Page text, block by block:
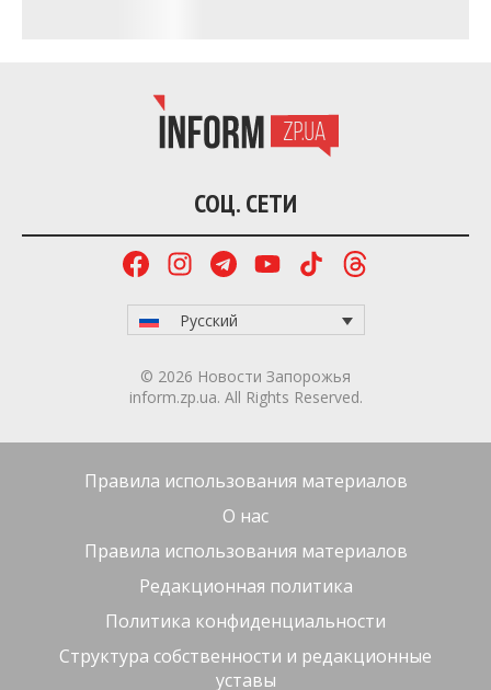
СОЦ. СЕТИ
Русский
© 2026 Новости Запорожья
inform.zp.ua. All Rights Reserved.
Правила использования материалов
О нас
Правила использования материалов
Редакционная политика
Политика конфиденциальности
Структура собственности и редакционные
уставы